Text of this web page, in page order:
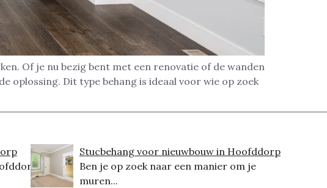
Of je nu bezig bent met een renovatie of de wanden
oplossing. Dit type behang is ideaal voor wie op zoek
Stucbehang voor nieuwbouw in Hoofddorp
Ben je op zoek naar een manier om je
muren...